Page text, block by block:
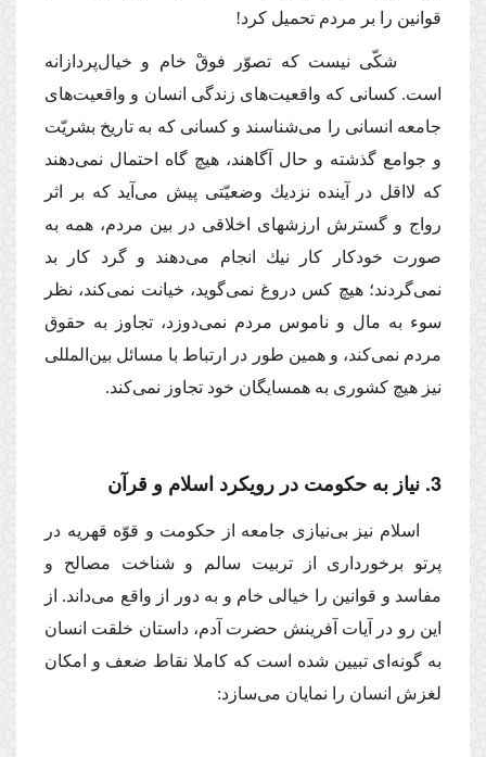
قوانین را بر مردم تحمیل كرد!
شكّى نیست كه تصوّر فوقْ خام و خیال‌پردازانه
است. كسانى كه واقعیت‌هاى زندگى انسان و واقعیت‌هاى
جامعه انسانى را مى‌شناسند و كسانى كه به تاریخ بشریّت
و جوامع گذشته و حال آگاهند، هیچ گاه احتمال نمى‌دهند
كه لااقل در آینده نزدیك وضعیّتى پیش مى‌آید كه بر اثر
رواج و گسترش ارزشهاى اخلاقى در بین مردم، همه به
صورت خودكار كار نیك انجام مى‌دهند و گرد كار بد
نمى‌گردند؛ هیچ كس دروغ نمى‌گوید، خیانت نمى‌كند، نظر
سوء به مال و ناموس مردم نمى‌دوزد، تجاوز به حقوق
مردم نمى‌كند، و همین طور در ارتباط با مسائل بین‌المللى
نیز هیچ كشورى به همسایگان خود تجاوز نمى‌كند.
3. نیاز به حكومت در رویكرد اسلام و قرآن
اسلام نیز بى‌نیازى جامعه از حكومت و قوّه قهریه در
پرتو برخوردارى از تربیت سالم و شناخت مصالح و
مفاسد و قوانین را خیالى خام و به دور از واقع مى‌داند. از
این رو در آیات آفرینش حضرت آدم، داستان خلقت انسان
به گونه‌اى تبیین شده است كه كاملا نقاط ضعف و امكان
لغزش انسان را نمایان مى‌سازد: